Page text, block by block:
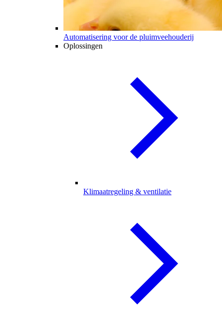
Automatisering voor de pluimveehouderij
Oplossingen
Klimaatregeling & ventilatie